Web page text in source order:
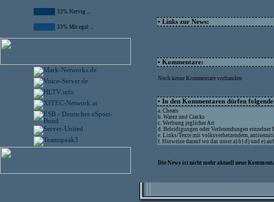
33% Nervig ...
33% Mir egal ...
• Links zur News:
• Kommentare:
Noch keine Kommentare vorhanden
• In den Kommentaren dürfen
a. Cheats
b. Warez und Cracks
c. Werbung jeglicher Art
d. Beleidigungen oder Verleumdungen einzelner
e. Links/Texte mit volksverhetzendem,
f. Hinweise darauf wo das unter a) b) d) und e)
Die News ist nicht mehr aktuell neue